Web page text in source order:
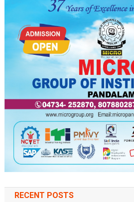
RECENT POSTS